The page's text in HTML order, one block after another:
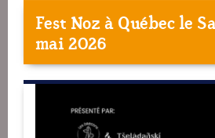
Fest Noz àQuébecle
mai 2026